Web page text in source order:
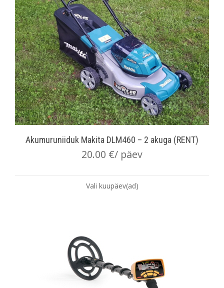
Akumuruniiduk Makita DLM460 – 2 akuga (RENT)
20.00 €/ päev
Vali kuupäev(ad)